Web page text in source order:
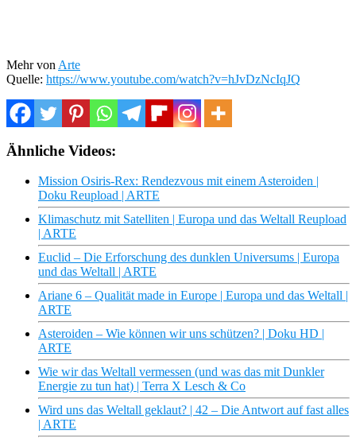
Mehr von Arte
Quelle: https://www.youtube.com/watch?v=hJvDzNcIqJQ
Ähnliche Videos:
Mission Osiris-Rex: Rendezvous mit einem Asteroiden |
Doku Reupload | ARTE
Klimaschutz mit Satelliten | Europa und das Weltall Reupload
| ARTE
Euclid – Die Erforschung des dunklen Universums | Europa
und das Weltall | ARTE
Ariane 6 – Qualität made in Europe | Europa und das Weltall |
ARTE
Asteroiden – Wie können wir uns schützen? | Doku HD |
ARTE
Wie wir das Weltall vermessen (und was das mit Dunkler
Energie zu tun hat) | Terra X Lesch & Co
Wird uns das Weltall geklaut? | 42 – Die Antwort auf fast alles
| ARTE